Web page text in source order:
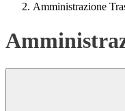
Amministrazione